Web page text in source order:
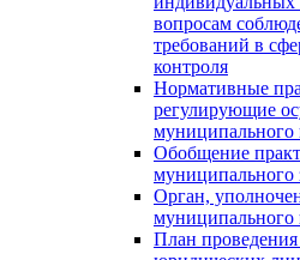
вопросам
требований в
контроля
Нормативные
регулирующие
муниципального
Обобщение
муниципального
Орган,
муниципального
План